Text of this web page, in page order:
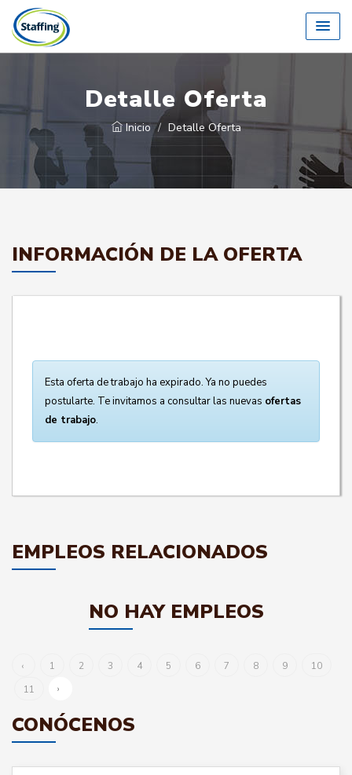
Detalle Oferta
Inicio Detalle Oferta
INFORMACIÓN DE LA OFERTA
Esta oferta de trabajo ha expirado. Ya no puedes
postularte. Te invitamos a consultar las nuevas ofertas
de trabajo.
EMPLEOS RELACIONADOS
NO HAY EMPLEOS
‹ 1 2 3 4 5 6 7 8 9
10
11
›
CONÓCENOS